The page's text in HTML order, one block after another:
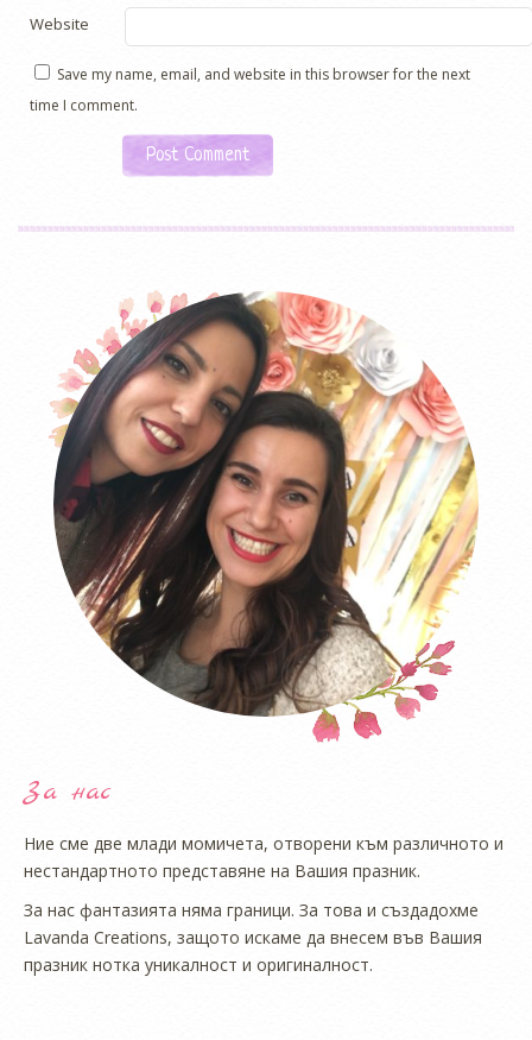
Website
Save my name, email, and website in this browser for the next
time I comment.
За нас
Ние сме две млади момичета, отворени към различното и
нестандартното представяне на Вашия празник.
За нас фантазията няма граници. За това и създадохме
Lavanda Creations, защото искаме да внесем във Вашия
празник нотка уникалност и оригиналност.